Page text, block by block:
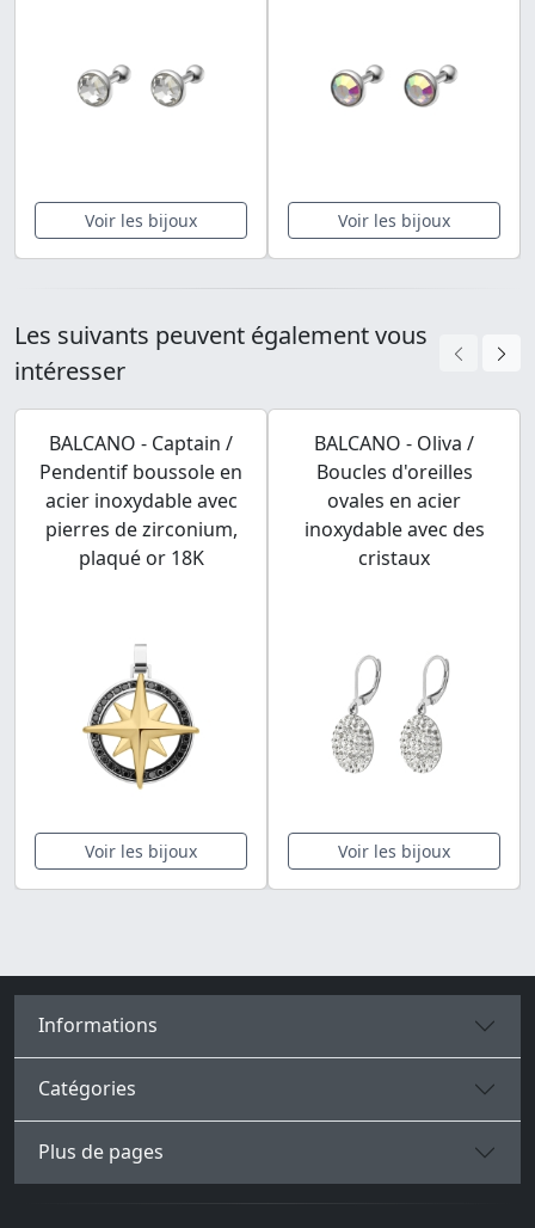
Voir les bijoux Voir les bijoux
Les suivants peuvent également vous
intéresser
BALCANO - Captain /
Pendentif boussole en
acier inoxydable avec
pierres de zirconium,
plaqué or 18K
Voir les bijoux
BALCANO - Oliva /
Boucles d'oreilles
ovales en acier
inoxydable avec des
cristaux
Voir les bijoux
Informations
Catégories
Plus de pages